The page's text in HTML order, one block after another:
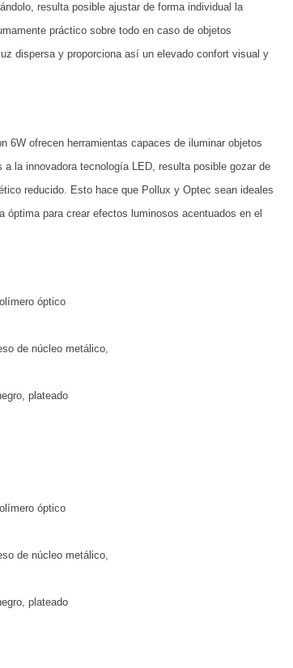
resulta posible ajustar de forma individual la
práctico sobre todo en caso de objetos
dispersa y proporciona así un elevado confort visual y
6W ofrecen herramientas capaces de iluminar objetos
la innovadora tecnología LED, resulta posible gozar de
reducido. Esto hace que Pollux y Optec sean ideales
para crear efectos luminosos acentuados en el
óptico
de núcleo metálico,
plateado
óptico
de núcleo metálico,
plateado